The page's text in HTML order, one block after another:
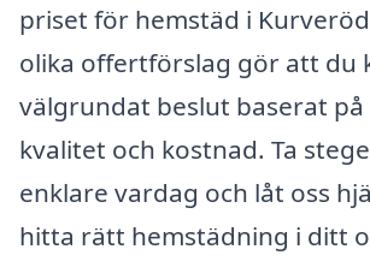
priset för hemstäd i
olika offertförslag gör att du
välgrundat beslut baserat på
kvalitet och kostnad. Ta
enklare vardag och låt oss
hitta rätt hemstädning i ditt